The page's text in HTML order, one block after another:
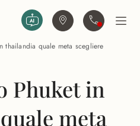
Trova agenziaContattaciApri
thailandia quale meta scegliere
Phuket in
meta